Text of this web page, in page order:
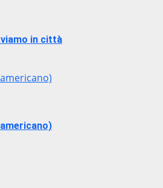
in città